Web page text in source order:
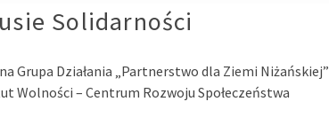
Solidarności
Grupa Działania „Partnerstwo dla Ziemi Niżańskiej”
Wolności – Centrum Rozwoju Społeczeństwa